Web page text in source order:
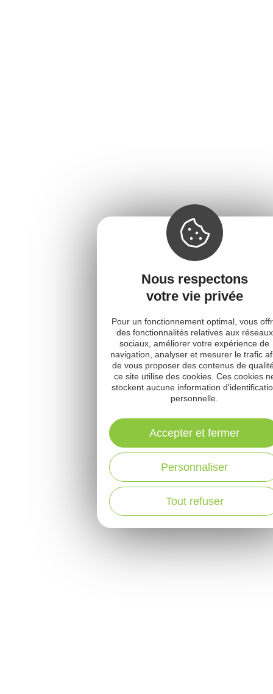
Nous respectons
votre vie privée
Pour un fonctionnement optimal, vous
des fonctionnalités relatives aux réseaux
sociaux, améliorer votre expérience de
navigation, analyser et mesurer le trafic
de vous proposer des contenus de
ce site utilise des cookies. Ces cookies
stockent aucune information
personnelle.
Tout refuser
Personnaliser
Accepter et fermer